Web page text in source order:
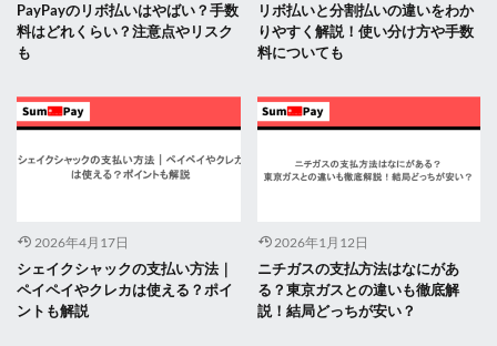
PayPayのリボ払いはやばい？手数
料はどれくらい？注意点やリスク
も
リボ払いと分割払いの違いをわか
りやすく解説！使い分け方や手数
料についても
2026年4月17日
シェイクシャックの支払い方法｜
ペイペイやクレカは使える？ポイ
ントも解説
2026年1月12日
ニチガスの支払方法はなにがあ
る？東京ガスとの違いも徹底解
説！結局どっちが安い？